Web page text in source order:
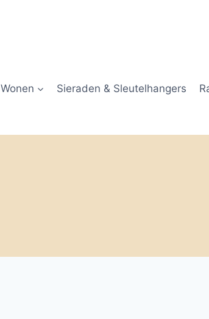
Wonen Sieraden & Sleutelhangers